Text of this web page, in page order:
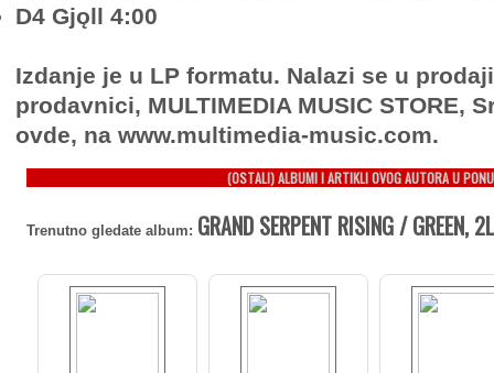
D4 Gjǫll 4:00
Izdanje je u LP formatu. Nalazi se u
prodavnici, MULTIMEDIA MUSIC STORE,
ovde, na www.multimedia-music.com.
(OSTALI) ALBUMI I ARTIKLI OVOG AUTORA U
Trenutno gledate album: GRAND SERPENT RISING / GREEN,